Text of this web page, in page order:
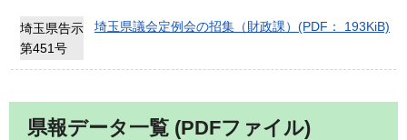
埼玉県告示
第451号
埼玉県議会定例会の招集（財政課）(PDF： 193KiB)
県報データ一覧 (PDFファイル)